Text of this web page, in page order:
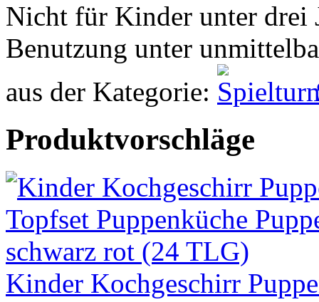
Nicht für Kinder unter drei
Benutzung unter
aus der Kategorie:
Produktvorschläge
Kinder Kochgeschirr